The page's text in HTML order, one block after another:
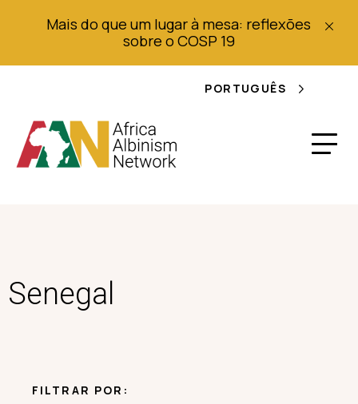
Mais do que um lugar à mesa: reflexões
sobre o COSP 19
PORTUGUÊS
Senegal
FILTRAR POR: